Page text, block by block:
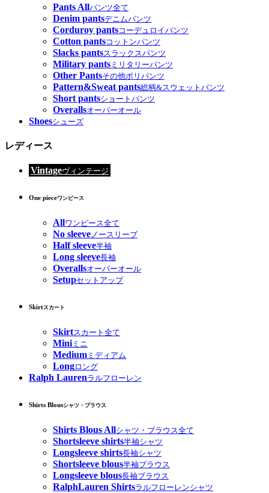
Pants Allパンツ全て
Denim pantsデニムパンツ
Corduroy pantsコーデュロイパンツ
Cotton pantsコットンパンツ
Slacks pantsスラックスパンツ
Military pants ミリタリーパンツ
Other Pantsその他ポリパンツ
Pattern&Sweat pants総柄&スウェットパンツ
Short pantsショートパンツ
Overallsオーバーオール
Shoesシューズ
レディース
Vintageヴィンテージ
One pieceワンピース
Allワンピース全て
No sleeveノースリーブ
Half sleeve半袖
Long sleeve長袖
Overallsオーバーオール
Setupセットアップ
Skirtスカート
Skirtスカート全て
Miniミニ
Medium ミディアム
Longロング
Ralph Laurenラルフローレン
Shirts Blousシャツ・ブラウス
Shirts Blous Allシャツ・ブラウス全て
Shortsleeve shirts半袖シャツ
Longsleeve shirts長袖シャツ
Shortsleeve blous半袖ブラウス
Longsleeve blous長袖ブラウス
RalphLauren Shirtsラルフローレンシャツ